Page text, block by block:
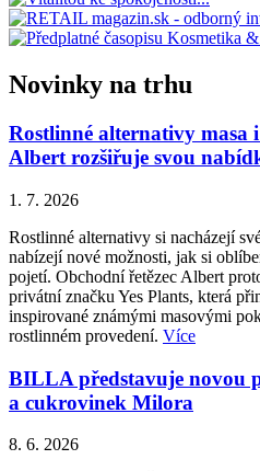
Novinky na trhu
Rostlinné alternativy masa
Albert rozšiřuje svou
1. 7. 2026
Rostlinné alternativy si nacházejí
nabízejí nové možnosti, jak si
pojetí. Obchodní řetězec Albert
privátní značku Yes Plants, která
inspirované známými masovými
rostlinném provedení. Více
BILLA představuje novou
a cukrovinek Milora
8. 6. 2026